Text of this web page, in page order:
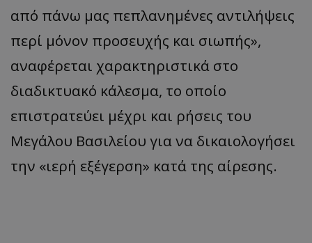
από πάνω μας πεπλανημένες αντιλήψεις
περί μόνον προσευχής και σιωπής»,
αναφέρεται χαρακτηριστικά στο
διαδικτυακό κάλεσμα, το οποίο
επιστρατεύει μέχρι και ρήσεις του
Μεγάλου Βασιλείου για να δικαιολογήσει
την «ιερή εξέγερση» κατά της αίρεσης.